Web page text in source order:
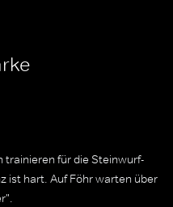
trainieren für die Steinwurf-
ist hart. Auf Föhr warten über